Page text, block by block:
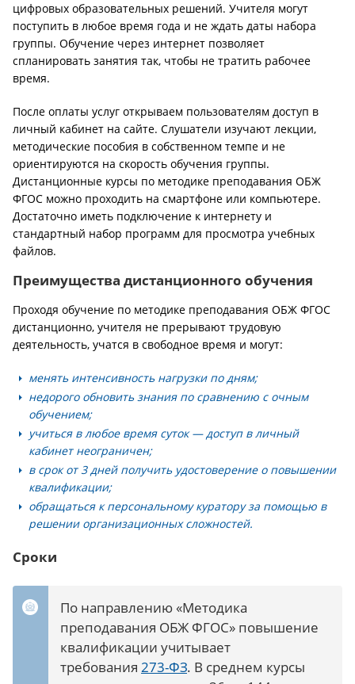
цифровых образовательных решений. Учителя могут
поступить в любое время года и не ждать даты набора
группы. Обучение через интернет позволяет
спланировать занятия так, чтобы не тратить рабочее
время.
После оплаты услуг открываем пользователям доступ в
личный кабинет на сайте. Слушатели изучают лекции,
методические пособия в собственном темпе и не
ориентируются на скорость обучения группы.
Дистанционные курсы по методике преподавания ОБЖ
ФГОС можно проходить на смартфоне или компьютере.
Достаточно иметь подключение к интернету и
стандартный набор программ для просмотра учебных
файлов.
Преимущества дистанционного обучения
Проходя обучение по методике преподавания ОБЖ ФГОС
дистанционно, учителя не прерывают трудовую
деятельность, учатся в свободное время и могут:
менять интенсивность нагрузки по дням;
недорого обновить знания по сравнению с очным
обучением;
учиться в любое время суток — доступ в личный
кабинет неограничен;
в срок от 3 дней получить удостоверение о повышении
квалификации;
обращаться к персональному куратору за помощью в
решении организационных сложностей.
Сроки
По направлению «Методика
преподавания ОБЖ ФГОС» повышение
квалификации учитывает
требования 273-ФЗ. В среднем курсы